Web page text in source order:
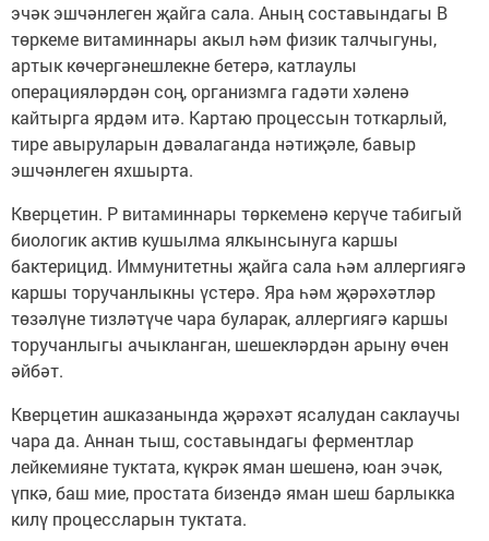
эчәк эшчәнлеген җайга сала. Аның составындагы В
төркеме витаминнары акыл һәм физик талчыгуны,
артык көчергәнешлекне бетерә, катлаулы
операцияләрдән соң, организмга гадәти хәленә
кайтырга ярдәм итә. Картаю процессын тоткарлый,
тире авыруларын дәвалаганда нәтиҗәле, бавыр
эшчәнлеген яхшырта.
Кверцетин. Р витаминнары төркеменә керүче табигый
биологик актив кушылма ялкынсынуга каршы
бактерицид. Иммунитетны җайга сала һәм аллергиягә
каршы торучанлыкны үстерә. Яра һәм җәрәхәтләр
төзәлүне тизләтүче чара буларак, аллергиягә каршы
торучанлыгы ачыкланган, шешекләрдән арыну өчен
әйбәт.
Кверцетин ашказанында җәрәхәт ясалудан саклаучы
чара да. Аннан тыш, составындагы ферментлар
лейкемияне туктата, күкрәк яман шешенә, юан эчәк,
үпкә, баш мие, простата бизендә яман шеш барлыкка
килү процессларын туктата.